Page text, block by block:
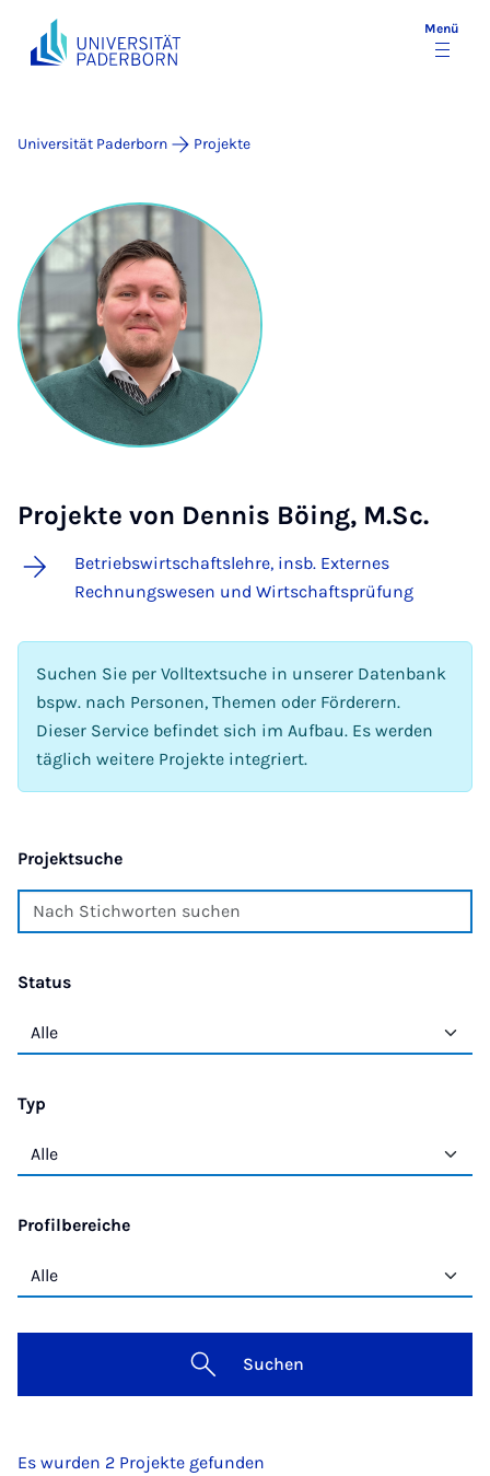
Menü
Universität Paderborn Projekte
Projekte von Dennis Böing, M.Sc.
Betriebswirtschaftslehre, insb. Externes
Rechnungswesen und Wirtschaftsprüfung
Suchen Sie per Volltextsuche in unserer Datenbank
bspw. nach Personen, Themen oder Förderern.
Dieser Service befindet sich im Aufbau. Es werden
täglich weitere Projekte integriert.
Projektsuche
Status
Typ
Profilbereiche
Suchen
Es wurden 2 Projekte gefunden